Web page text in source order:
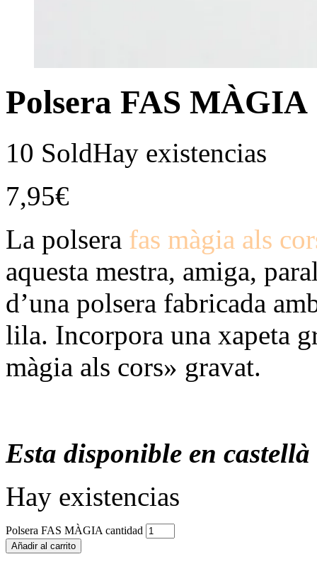
Polsera FAS MÀGIA
10 SoldHay existencias
7,95€
La polsera fas màgia als
aquesta mestra, amiga,
d’una polsera fabricada
lila. Incorpora una xapeta
màgia als cors» gravat.
Esta disponible en
Hay existencias
Polsera FAS MÀGIA cantidad
Añadir al carrito